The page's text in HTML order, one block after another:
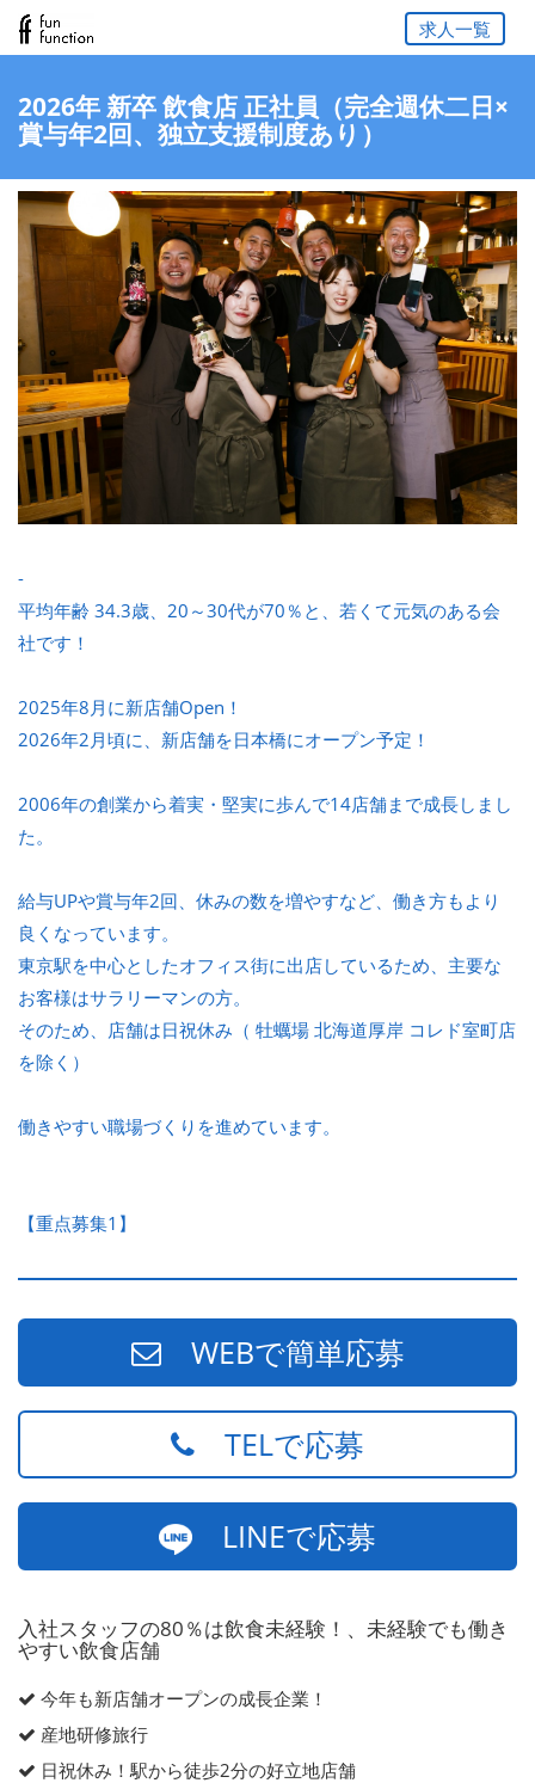
求人一覧
2026年 新卒 飲食店 正社員（完全週休二日×
賞与年2回、独立支援制度あり）
-
平均年齢 34.3歳、20～30代が70％と、若くて元気のある会
社です！
2025年8月に新店舗Open！
2026年2月頃に、新店舗を日本橋にオープン予定！
2006年の創業から着実・堅実に歩んで14店舗まで成長しまし
た。
給与UPや賞与年2回、休みの数を増やすなど、働き方もより
良くなっています。
東京駅を中心としたオフィス街に出店しているため、主要な
お客様はサラリーマンの方。
そのため、店舗は日祝休み（ 牡蠣場 北海道厚岸 コレド室町店
を除く）
働きやすい職場づくりを進めています。
【重点募集1】
WEBで簡単応募
TELで応募
LINEで応募
入社スタッフの80％は飲食未経験！、未経験でも働き
やすい飲食店舗
今年も新店舗オープンの成長企業！
産地研修旅行
日祝休み！駅から徒歩2分の好立地店舗